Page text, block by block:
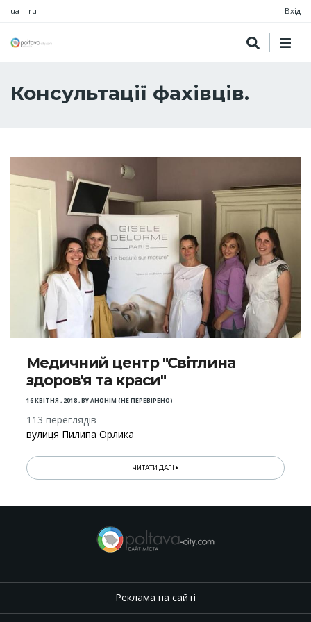
ua | ru Вхід
Консультації фахівців.
Медичний центр "Світлина
здоров'я та краси"
16 КВІТНЯ , 2018,BYАНОНІМ (НЕ ПЕРЕВІРЕНО)
113 переглядів
вулиця Пилипа Орлика
ЧИТАТИ ДАЛІ
Реклама на сайті